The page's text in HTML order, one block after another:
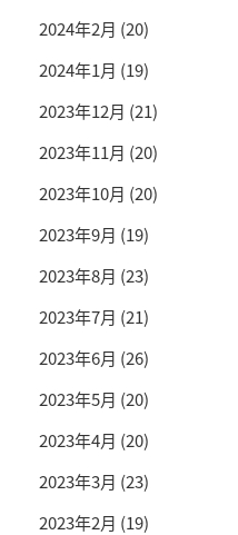
2024年2月 (20)
2024年1月 (19)
2023年12月 (21)
2023年11月 (20)
2023年10月 (20)
2023年9月 (19)
2023年8月 (23)
2023年7月 (21)
2023年6月 (26)
2023年5月 (20)
2023年4月 (20)
2023年3月 (23)
2023年2月 (19)